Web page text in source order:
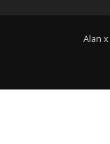
Alan